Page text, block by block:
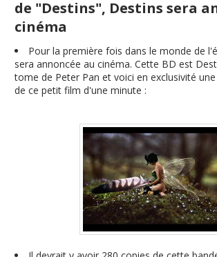
de "Destins", Destins sera
cinéma
Pour la première fois dans le monde de
sera annoncée au cinéma. Cette BD est
tome de Peter Pan et voici en exclusivité
de ce petit film d'une minute :